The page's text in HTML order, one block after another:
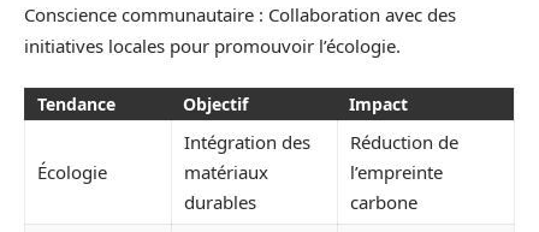
Conscience communautaire : Collaboration avec des
initiatives locales pour promouvoir l’écologie.
Tendance Objectif Impact
Écologie
Intégration des
matériaux
durables
Réduction de
l’empreinte
carbone